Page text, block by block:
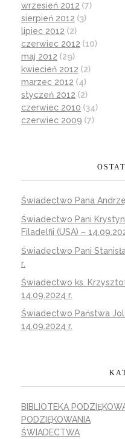
wrzesień 2012 (7)
sierpień 2012 (3)
lipiec 2012 (2)
czerwiec 2012 (10)
maj 2012 (29)
kwiecień 2012 (2)
marzec 2012 (4)
styczeń 2012 (2)
czerwiec 2010 (34)
czerwiec 2009 (7)
Świadectwo Pana
Świadectwo Pani
Filadelfii (USA) –
Świadectwo Pani
r.
Świadectwo ks.
14.09.2024 r.
Świadectwo Państwa
14.09.2024 r.
BIBLIOTEKA
PODZIĘKOWANIA
ŚWIADECTWA